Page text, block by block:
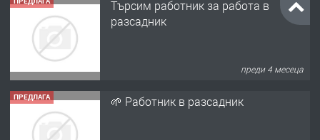
Търсим работник за работа в
разсадник
преди 4 месеца
ПРЕДЛАГА 🌱 Работник в разсадник